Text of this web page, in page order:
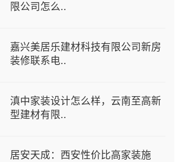
限公司怎么..
嘉兴美居乐建材科技有限公司新房
装修联系电..
滇中家装设计怎么样，云南至高新
型建材有限..
居安天成：西安性价比高家装施